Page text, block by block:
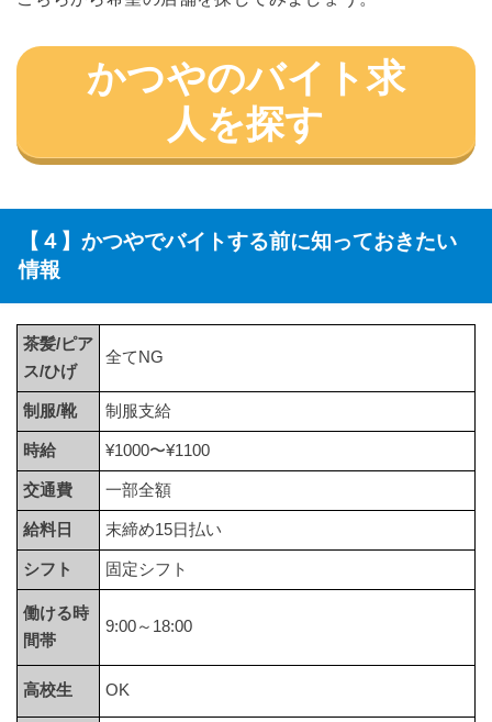
かつやのバイト求
人を探す
【４】かつやでバイトする前に知っておきたい
情報
茶髪/ピア
ス/ひげ
全てNG
制服/靴 制服支給
時給 ¥1000〜¥1100
交通費 一部全額
給料日 末締め15日払い
シフト 固定シフト
働ける時
間帯
9:00～18:00
高校生 OK